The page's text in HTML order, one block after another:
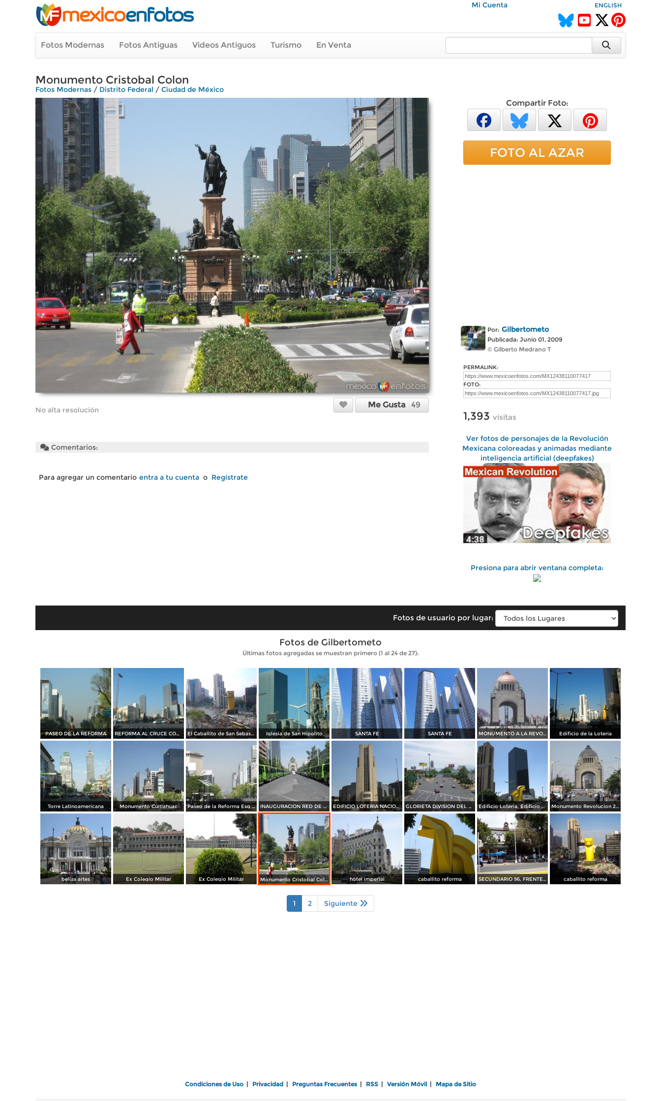
Mi Cuenta ENGLISH
Fotos Modernas Fotos Antiguas Videos Antiguos Turismo En Venta
Monumento Cristobal Colon
Fotos Modernas / Distrito Federal / Ciudad de México
No alta resolución
Me Gusta 49
Comentarios:
Para agregar un comentario entra a tu cuenta o Regístrate
Compartir Foto:
FOTO AL AZAR
Por: Gilbertometo
Publicada: Junio 01, 2009
© Gilberto Medrano T
PERMALINK:
FOTO:
1,393 visitas
Ver fotos de personajes de la Revolución
Mexicana coloreadas y animadas mediante
inteligencia artificial (deepfakes)
Presiona para abrir ventana completa:
Fotos de usuario por lugar:
Fotos de Gilbertometo
Últimas fotos agregadas se muestran primero (1 al 24 de 27):
PASEO DE LA REFORMA REFORMA AL CRUCE CON BALDERAS Y AV HIDALGO El Caballito de San Sebastian Iglesia de San Hipolito SANTA FE SANTA FE MONUMENTO A LA REVOLUCION Edificio de la Loteria
Torre Latinoamericana Monumento Cuitlahuac Paseo de la Reforma Esq Bucareli INAUGURACION RED DE TRANSPORTE DE PASAJEROS EDIFICIO LOTERIA NACIONAL GLORIETA DIVISION DEL NORTE Edificio Loteria, Edificio Senadores Monumento Revolucion 27 ABRIL EN UN TEMBLOR
bellas artes Ex Colegio Militar Ex Colegio Militar Monumento Cristobal Colon hotel imperial caballito reforma SECUNDARIO 96, FRENTE AL EX COLEGIO MILITAR caballito reforma
1 2 Siguiente
Condiciones de Uso Privacidad Preguntas Frecuentes RSS Versión Móvil Mapa de Sitio